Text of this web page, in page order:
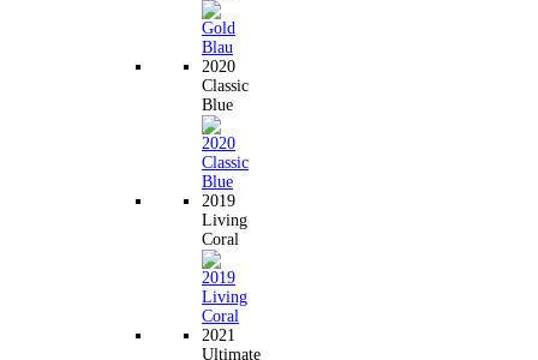
2020
Classic
Blue
2019
Living
Coral
2021
Ultimate